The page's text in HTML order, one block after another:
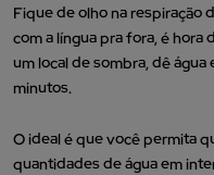
Fique de olho na respiração
com a língua pra fora, é hora
um local de sombra, dê água
minutos.
O ideal é que você permita
quantidades de água em